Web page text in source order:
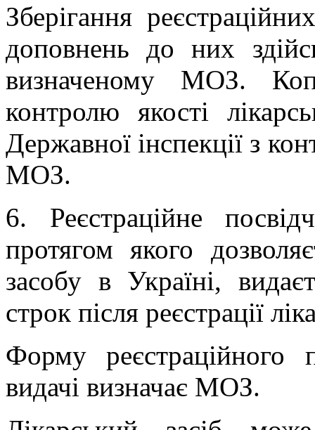
Зберігання
доповнень до них
визначеному МОЗ.
контролю якості
Державної інспекції з
МОЗ.
6. Реєстраційне
протягом якого
засобу в Україні,
строк після реєстрації
Форму реєстраційного
видачі визначає МОЗ.